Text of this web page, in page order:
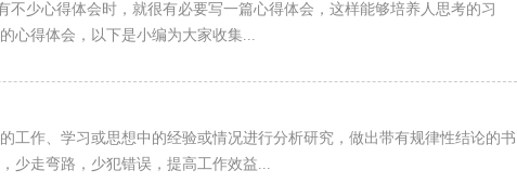
不少心得体会时，就很有必要写一篇心得体会，这样能够培养人思考的习
心得体会，以下是小编为大家收集...
工作、学习或思想中的经验或情况进行分析研究，做出带有规律性结论的书
少走弯路，少犯错误，提高工作效益...